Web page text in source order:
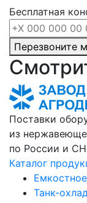
Бесплатная
Перезвоните
Поставки
из
по России и
Каталог
Танк-